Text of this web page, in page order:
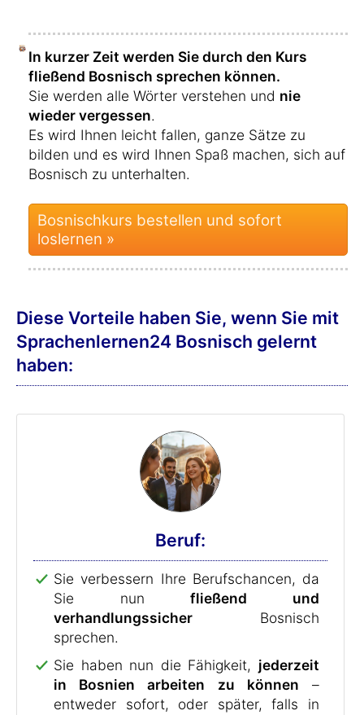
In kurzer Zeit werden Sie durch den Kurs
fließend Bosnisch sprechen können.
Sie werden alle Wörter verstehen und nie
wieder vergessen.
Es wird Ihnen leicht fallen, ganze Sätze zu
bilden und es wird Ihnen Spaß machen, sich auf
Bosnisch zu unterhalten.
Bosnischkurs bestellen und sofort
loslernen »
Diese Vorteile haben Sie, wenn Sie mit
Sprachenlernen24 Bosnisch gelernt
haben:
Beruf:
Sie verbessern Ihre Berufschancen, da
Sie nunfließend und
verhandlungssicher Bosnisch
sprechen.
Sie haben nun die Fähigkeit, jederzeit
in Bosnien arbeiten zu können –
entweder sofort, oder später, falls in